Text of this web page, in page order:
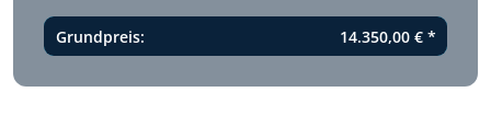
Grundpreis: 14.350,00 €*